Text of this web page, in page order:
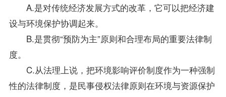
A.是对传统经济发展方式的改革，它可以把经济建
设与环境保护协调起来。
B.是贯彻“预防为主”原则和合理布局的重要法律制
度。
C.从法理上说，把环境影响评价制度作为一种强制
性的法律制度，是民事侵权法律原则在环境与资源保护